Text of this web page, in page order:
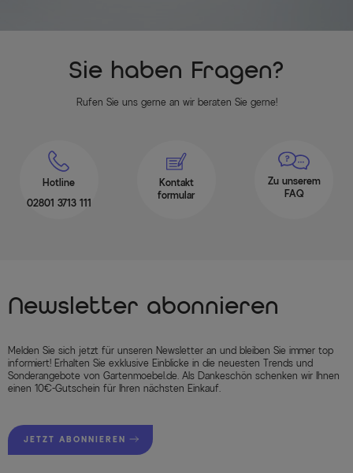
Sie haben Fragen?
Rufen Sie uns gerne an wir beraten Sie gerne!
Hotline
02801 3713 111
Kontakt
formular
Zu unserem
FAQ
Newsletter abonnieren
Melden Sie sich jetzt für unseren Newsletter an und bleiben Sie immer top
informiert! Erhalten Sie exklusive Einblicke in die neuesten Trends und
Sonderangebote von Gartenmoebel.de. Als Dankeschön schenken wir Ihnen
einen 10€-Gutschein für Ihren nächsten Einkauf.
JETZT ABONNIEREN